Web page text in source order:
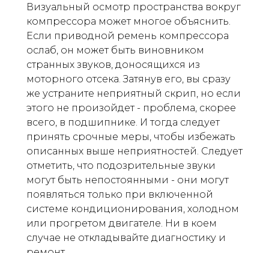
Визуальный осмотр пространства вокруг
компрессора может многое объяснить.
Если приводной ремень компрессора
ослаб, он может быть виновником
странных звуков, доносящихся из
моторного отсека. Затянув его, вы сразу
же устраните неприятный скрип, но если
этого не произойдет - проблема, скорее
всего, в подшипнике. И тогда следует
принять срочные меры, чтобы избежать
описанных выше неприятностей. Следует
отметить, что подозрительные звуки
могут быть непостоянными - они могут
появляться только при включенной
системе кондиционирования, холодном
или прогретом двигателе. Ни в коем
случае не откладывайте диагностику и